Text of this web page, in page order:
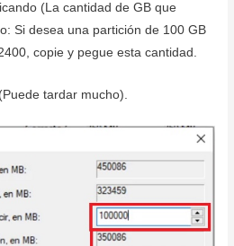
(La cantidad de GB que
Si desea una partición de 100 GB
copie y pegue esta cantidad.
tardar mucho).